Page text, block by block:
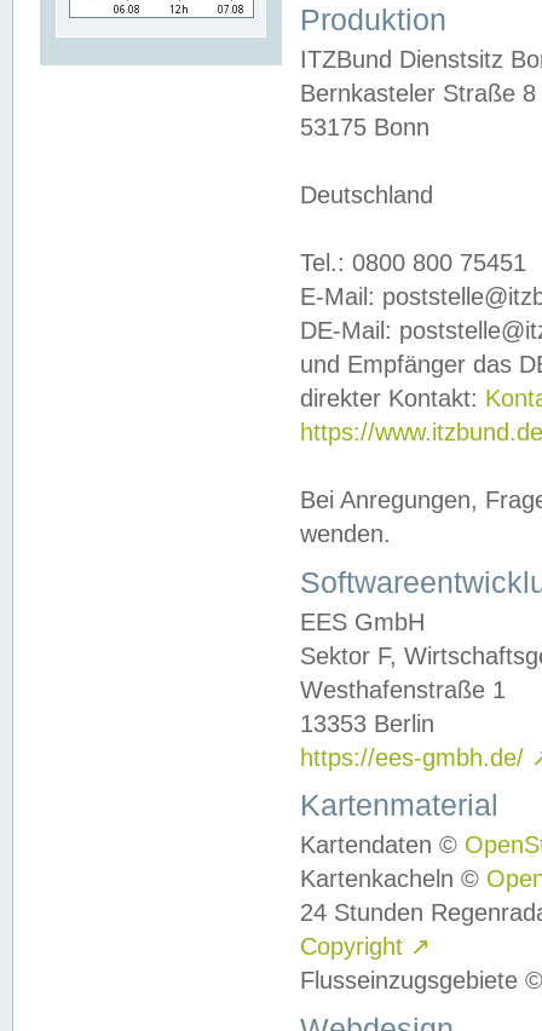
Produktion
ITZBund Dienstsitz
Bernkasteler Straße 8
53175 Bonn
Deutschland
Tel.: 0800 800 75451
E-Mail:
DE-Mail:
und Empfänger das
direkter Kontakt:
https://
Bei Anregungen,
wenden.
EES GmbH
Sektor F,
Westhafenstraße 1
13353 Berlin
https://ees-gmbh.de/
Kartenmaterial
Kartendaten ©
Kartenkacheln ©
24 Stunden
Copyright ↗
Flusseinzugsgebiete